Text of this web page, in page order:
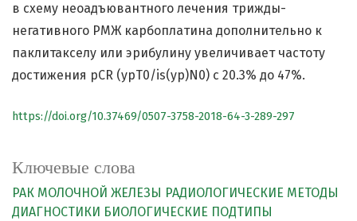
Ключевые слова
РАК МОЛОЧНОЙ ЖЕЛЕЗЫ
РАДИОЛОГИЧЕСКИЕ МЕТОДЫ
ДИАГНОСТИКИ БИОЛОГИЧЕСКИЕ ПОДТИПЫ
в схему неоадъювантного лечения трижды-
негативного РМЖ карбоплатина дополнительно к
паклитакселу или эрибулину увеличивает частоту
достижения pCR (ypT0/is(yp)N0) с 20.3% до 47%.
https://doi.org/10.37469/0507-3758-2018-64-3-289-297